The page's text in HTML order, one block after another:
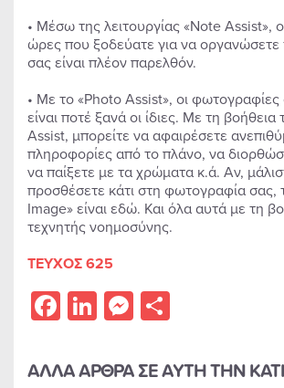
• Μέσω της λειτουργίας «Note Assist»,
ώρες που ξοδεύατε για να οργανώσετε
σας είναι πλέον παρελθόν.
• Με το «Photo Assist», οι
είναι ποτέ ξανά οι ίδιες. Με τη
Assist, μπορείτε να αφαιρέσετε
πληροφορίες από το πλάνο, να
να παίξετε με τα χρώματα κ.ά. Αν,
προσθέσετε κάτι στη φωτογραφία σας,
Image» είναι εδώ. Και όλα αυτά με τη
τεχνητής νοημοσύνης.
ΤΕΥΧΟΣ 625
Facebook
LinkedIn
Messenger
ΑΛΛΑ ΑΡΘΡΑ ΣΕ ΑΥΤΗ ΤΗΝ